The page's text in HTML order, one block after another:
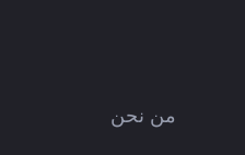
من نحن